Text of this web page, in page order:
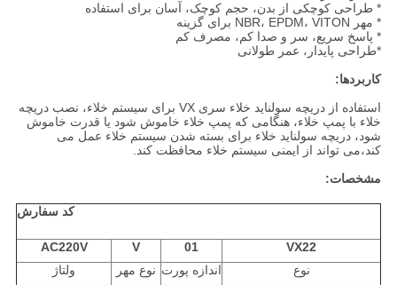
* طراحی کوچکی از بدن، حجم کوچک، آسان برای استفاده
* مهر NBR، EPDM، VITON برای گزینه
* پاسخ سریع، سر و صدا کم، مصرف کم
*طراحی پایدار، عمر طولانی
کاربردها:
استفاده از دریچه سولناید خلاء سری VX برای سیستم خلاء، نصب دریچه
خلاء با پمپ خلاء، هنگامی که پمپ خلاء خاموش شود یا قدرت خاموش
شود، دریچه سولناید خلاء برای بسته شدن سیستم خلاء عمل می
کند،می تواند از ایمنی سیستم خلاء محافظت کند.
مشخصات:
کد سفارش
VX22
01
V
AC220V
نوع
اندازه پورت نوع مهر
ولتاژ